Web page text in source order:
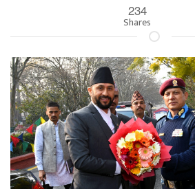
234
Shares